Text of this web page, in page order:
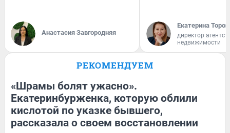
Анастасия Завгородняя
Екатерина
директор
недвижимости
РЕКОМЕНДУЕМ
«Шрамы болят ужасно».
Екатеринбурженка, которую облили
кислотой по указке бывшего,
рассказала о своем восстановлении